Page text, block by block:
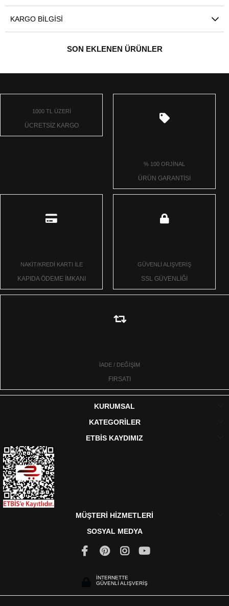
KARGO BILGISI
SON EKLENEN ÜRÜNLER
1000 TL ÜZERİ
ÜCRETSİZ KARGO
% 100 ORJİNAL
ÜRÜN GARANTİSİ
NAKİT/KREDİ KARTI İLE
KAPIDA ÖDEME İMKANI
GÜVENLİ ALIŞVERİŞ
SSL GÜVENLİĞİ
İADE / DEĞİŞİM
FIRSATI
KURUMSAL
KATEGORİLER
ETBİS KAYDIMIZ
MÜŞTERİ HİZMETLERİ
SOSYAL MEDYA
İNTERNETTE
GÜVENLİ ALIŞVERİŞ